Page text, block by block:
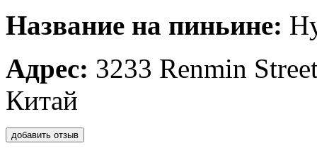
Название на пиньине:
Адрес: 3233 Renmin
Китай
добавить отзыв